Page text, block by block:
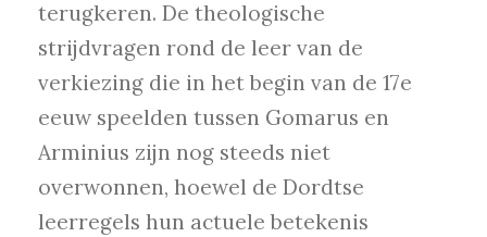
terugkeren. De theologische
strijdvragen rond de leer van de
verkiezing die in het begin van de 17e
eeuw speelden tussen Gomarus en
Arminius zijn nog steeds niet
overwonnen, hoewel de Dordtse
leerregels hun actuele betekenis